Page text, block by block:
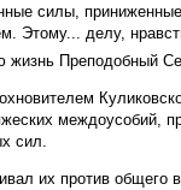
силы,
Этому... делу,
жизнь Преподобный
междоусобий,
сил.
их против общего